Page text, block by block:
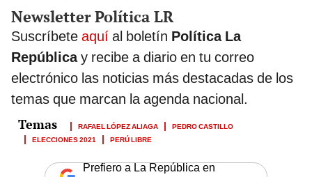
Newsletter Política LR
Suscríbete aquí al boletín Política La
Repúblicay recibe a diario en tu correo
electrónico las noticias más destacadas de los
temas que marcan la agenda nacional.
RAFAEL LÓPEZ ALIAGA
PEDRO CASTILLO
ELECCIONES 2021
PERÚ LIBRE
Prefiero a La República en